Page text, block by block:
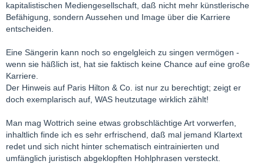
kapitalistischen Mediengesellschaft, daß nicht mehr künstlerische
Befähigung, sondern Aussehen und Image über die Karriere
entscheiden.
Eine Sängerin kann noch so engelgleich zu singen vermögen -
wenn sie häßlich ist, hat sie faktisch keine Chance auf eine große
Karriere.
Der Hinweis auf Paris Hilton & Co. ist nur zu berechtigt; zeigt er
doch exemplarisch auf, WAS heutzutage wirklich zählt!
Man mag Wottrich seine etwas grobschlächtige Art vorwerfen,
inhaltlich finde ich es sehr erfrischend, daß mal jemand Klartext
redet und sich nicht hinter schematisch eintrainierten und
umfänglich juristisch abgeklopften Hohlphrasen versteckt.